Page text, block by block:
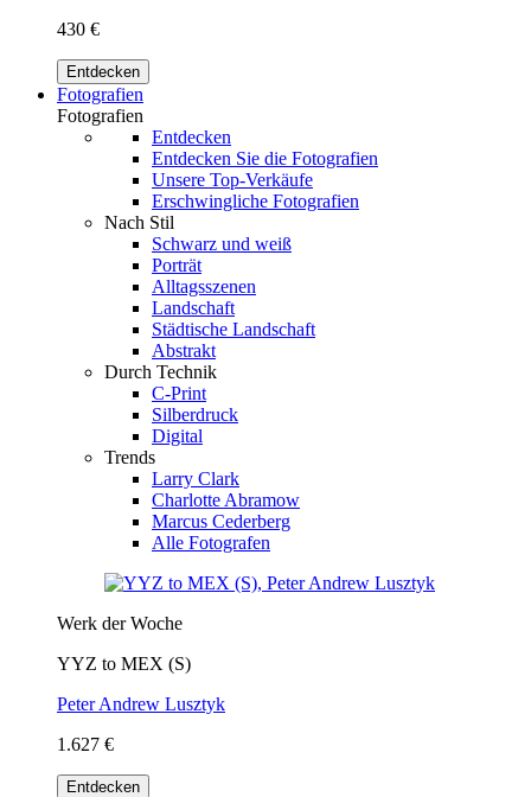
430 €
Entdecken
Fotografien
Fotografien
Entdecken
Entdecken Sie die Fotografien
Unsere Top-Verkäufe
Erschwingliche Fotografien
Nach Stil
Schwarz und weiß
Porträt
Alltagsszenen
Landschaft
Städtische Landschaft
Abstrakt
Durch Technik
C-Print
Silberdruck
Digital
Trends
Larry Clark
Charlotte Abramow
Marcus Cederberg
Alle Fotografen
Werk der Woche
YYZ to MEX (S)
Peter Andrew Lusztyk
1.627 €
Entdecken